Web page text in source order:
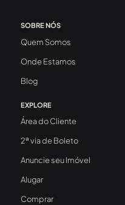
SOBRE NÓS
Quem Somos
Onde Estamos
Blog
EXPLORE
Área do Cliente
2ª via de Boleto
Anuncie seu Imóvel
Alugar
Comprar